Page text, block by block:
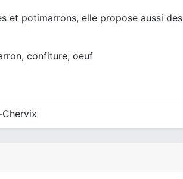
et potimarrons, elle propose aussi des
confiture, oeuf